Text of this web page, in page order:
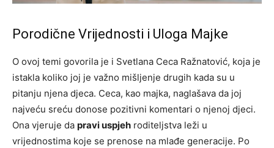
Porodične Vrijednosti i Uloga Majke
O ovoj temi govorila je i Svetlana Ceca Ražnatović, koja je
istakla koliko joj je važno mišljenje drugih kada su u
pitanju njena djeca. Ceca, kao majka, naglašava da joj
najveću sreću donose pozitivni komentari o njenoj djeci.
Ona vjeruje da pravi uspjeh roditeljstva leži u
vrijednostima koje se prenose na mlađe generacije. Po